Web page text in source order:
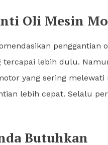
Oli Mesin
penggantian
lebih dulu.
yang sering
lebih cepat. Selalu
Butuhkan